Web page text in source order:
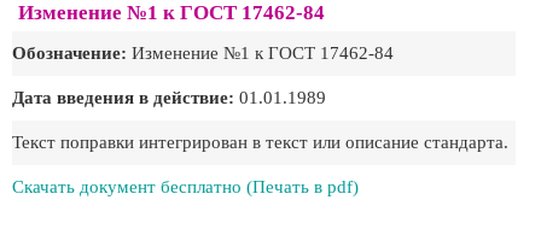
Изменение №1 к ГОСТ 17462-84
Обозначение: Изменение №1 к ГОСТ 17462-84
Дата введения в действие: 01.01.1989
Текст поправки интегрирован в текст или описание стандарта.
Скачать документ бесплатно (Печать в pdf)